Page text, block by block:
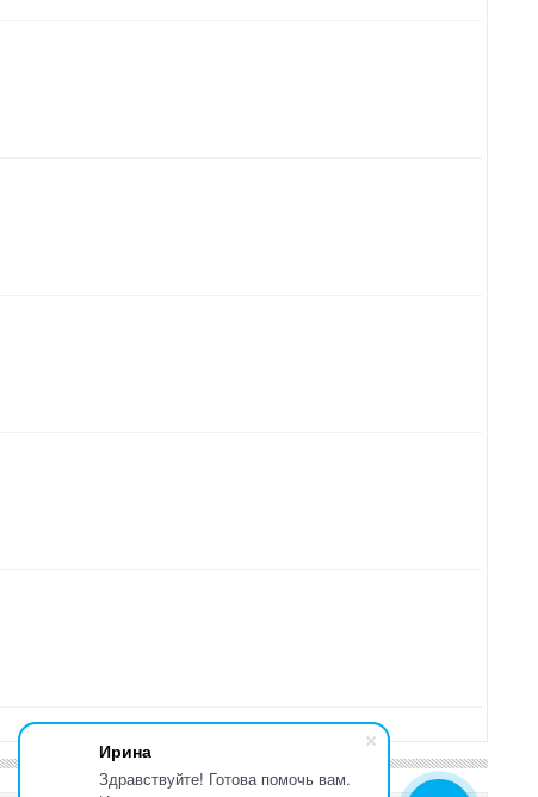
Ирина
Здравствуйте! Готова помочь вам.